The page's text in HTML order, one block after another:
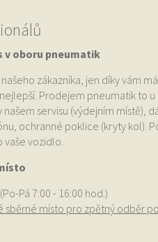
v oboru pneumatik
zákazníka, jen díky vám
Prodejem pneumatik to
servisu (výdejním místě),
ochranné poklice (kryty kol).
vaše vozidlo.
Pá 7:00 - 16:00 hod.)
sběrné místo pro zpětný odběr